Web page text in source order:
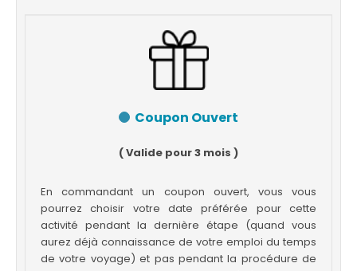
Coupon Ouvert
( Valide pour 3 mois )
En commandant un coupon ouvert, vous vous
pourrez choisir votre date préférée pour cette
activité pendant la dernière étape (quand vous
aurez déjà connaissance de votre emploi du temps
de votre voyage) et pas pendant la procédure de